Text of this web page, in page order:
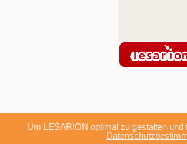
Um LESARION optimal zu gestalten